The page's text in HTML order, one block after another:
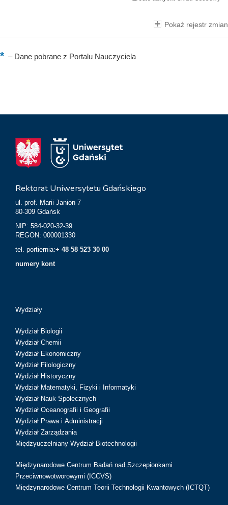
Pokaż rejestr zmian
–Dane pobrane z Portalu Nauczyciela
Rektorat Uniwersytetu Gdańskiego
ul. prof. Marii Janion 7
80-309 Gdańsk
NIP: 584-020-32-39
REGON: 000001330
tel. portiernia:+ 48 58 523 30 00
numery kont
Wydziały
Wydział Biologii
Wydział Chemii
Wydział Ekonomiczny
Wydział Filologiczny
Wydział Historyczny
Wydział Matematyki, Fizyki i Informatyki
Wydział Nauk Społecznych
Wydział Oceanografii i Geografii
Wydział Prawa i Administracji
Wydział Zarządzania
Międzyuczelniany Wydział Biotechnologii
Międzynarodowe Centrum Badań nad Szczepionkami
Przeciwnowotworowymi (ICCVS)
Międzynarodowe Centrum Teorii Technologii Kwantowych (ICTQT)